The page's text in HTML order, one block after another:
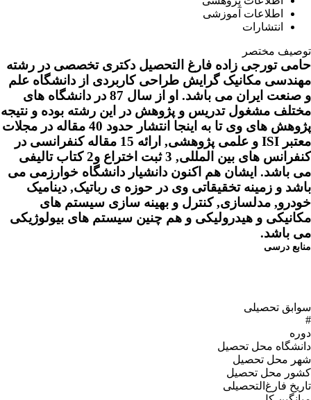
دکتری تخصصی در رشته
کاربردی از دانشگاه علم
و صنعت ایران می باشد. او از سال 87 در دانشگاه های
در این رشته بوده و نتیجه
پژوهش های وی تا به اینجا انتشار حدود 40 مقاله در مجلات
معتبر ISI و علمی پژوهشی, ارائه 15 مقاله کنفرانسی در
کنفرانس های بین المللی, 3 ثبت اختراع و2 کتاب تالیفی
دانشگاه خوارزمی می
حوزه ی رباتیک, دینامیک
سازی سیستم های
چنین سیستم های بیولوژیکی